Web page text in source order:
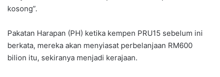
kosong”.
Pakatan Harapan (PH) ketika kempen PRU15 sebelum ini
berkata, mereka akan menyiasat perbelanjaan RM600
bilion itu, sekiranya menjadi kerajaan.